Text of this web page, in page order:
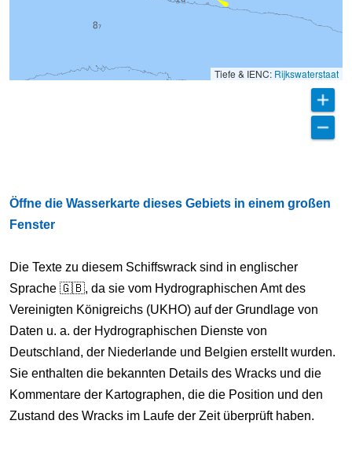
Tiefe & IENC: Rijkswaterstaat
Öffne die Wasserkarte dieses Gebiets in einem großen
Fenster
Die Texte zu diesem Schiffswrack sind in englischer
Sprache 🇬🇧, da sie vom Hydrographischen Amt des
Vereinigten Königreichs (UKHO) auf der Grundlage von
Daten u. a. der Hydrographischen Dienste von
Deutschland, der Niederlande und Belgien erstellt wurden.
Sie enthalten die bekannten Details des Wracks und die
Kommentare der Kartographen, die die Position und den
Zustand des Wracks im Laufe der Zeit überprüft haben.